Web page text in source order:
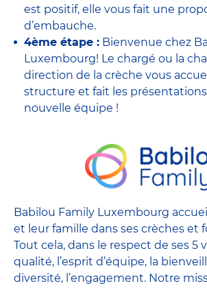
est positif, elle vous fait une
d’embauche.
4ème étape : Bienvenue chez
Luxembourg! Le chargé ou la
direction de la crèche vous
structure et fait les
nouvelle équipe !
Babilou Family Luxembourg
et leur famille dans ses crèches et
Tout cela, dans le respect de ses 5
qualité, l’esprit d’équipe, la
diversité, l’engagement. Notre